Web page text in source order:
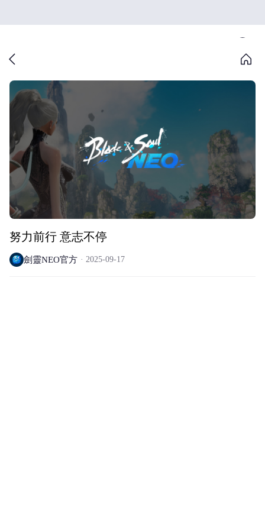
努力前行 意志不停
劍靈NEO官方 2025-09-17